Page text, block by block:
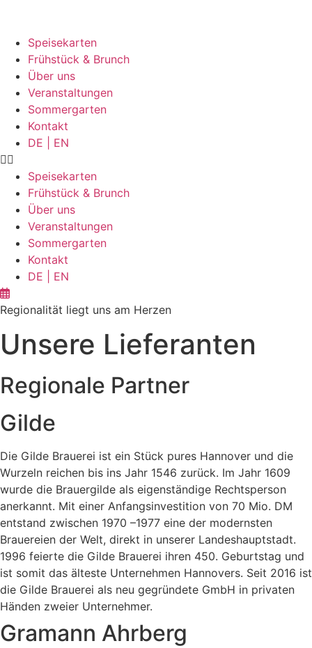
springenSpeisekarten
Frühstück & Brunch
Über uns
Veranstaltungen
Sommergarten
Kontakt
DE | EN
Speisekarten
Frühstück & Brunch
Über uns
Veranstaltungen
Sommergarten
Kontakt
DE | EN
Regionalität liegt uns am Herzen
Unsere Lieferanten
Regionale Partner
Gilde
Die Gilde Brauerei ist ein Stück pures Hannover und die
Wurzeln reichen bis ins Jahr 1546 zurück. Im Jahr 1609
wurde die Brauergilde als eigenständige Rechtsperson
anerkannt. Mit einer Anfangsinvestition von 70 Mio. DM
entstand zwischen 1970 –1977 eine der modernsten
Brauereien der Welt, direkt in unserer Landeshauptstadt.
1996 feierte die Gilde Brauerei ihren 450. Geburtstag und
ist somit das älteste Unternehmen Hannovers. Seit 2016 ist
die Gilde Brauerei als neu gegründete GmbH in privaten
Händen zweier Unternehmer.
Gramann Ahrberg